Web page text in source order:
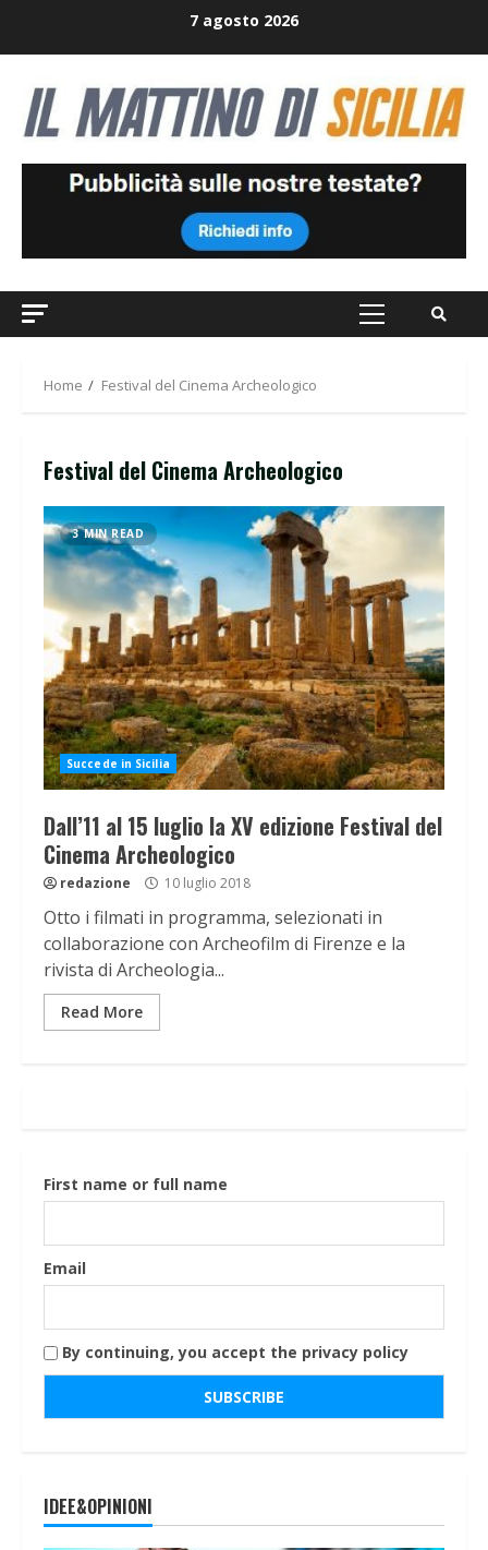
7 agosto 2026
Primary
Home Festival del Cinema Archeologico
Festival del Cinema Archeologico
3 MIN READ
Succede in Sicilia
Dall’11 al 15 luglio la XV edizione Festival del
Cinema Archeologico
redazione 10 luglio 2018
Otto i filmati in programma, selezionati in
collaborazione con Archeofilm di Firenze e la
rivista di Archeologia...
Read More
First name or full name
Email
By continuing, you accept the privacy policy
IDEE&OPINIONI